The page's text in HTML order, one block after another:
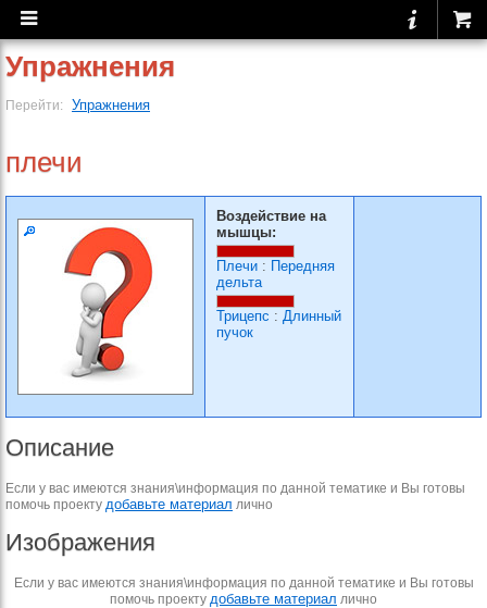
Упражнения
Перейти: Упражнения
плечи
Воздействие на
мышцы:
Плечи : Передняя
дельта
Трицепс : Длинный
пучок
Описание
Если у вас имеются знания\информация по данной тематике и Вы готовы
помочь проекту добавьте материал лично
Изображения
Если у вас имеются знания\информация по данной тематике и Вы готовы
помочь проекту добавьте материал лично